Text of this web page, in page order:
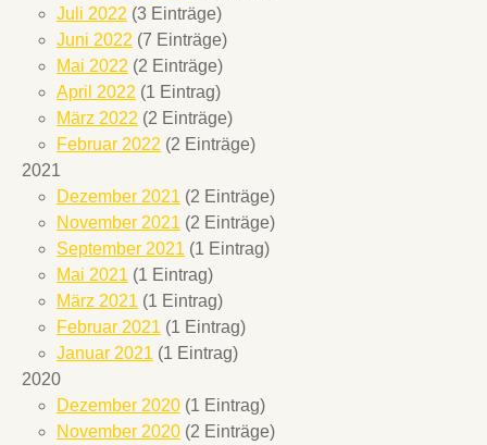
Juli 2022 (3 Einträge)
Juni 2022 (7 Einträge)
Mai 2022 (2 Einträge)
April 2022 (1 Eintrag)
März 2022 (2 Einträge)
Februar 2022 (2 Einträge)
2021
Dezember 2021 (2 Einträge)
November 2021 (2 Einträge)
September 2021 (1 Eintrag)
Mai 2021 (1 Eintrag)
März 2021 (1 Eintrag)
Februar 2021 (1 Eintrag)
Januar 2021 (1 Eintrag)
2020
Dezember 2020 (1 Eintrag)
November 2020 (2 Einträge)